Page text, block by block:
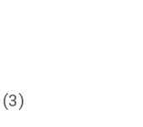
(3)